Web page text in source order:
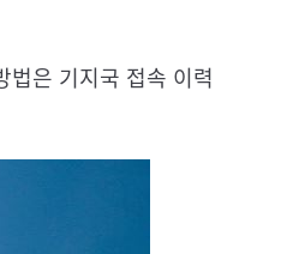
은 기지국 접속 이력